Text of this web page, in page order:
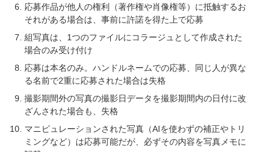
応募作品が他人の権利（著作権や肖像権等）に抵触するお
それがある場合は、事前に許諾を得た上で応募
組写真は、1つのファイルにコラージュとして作成された
場合のみ受け付け
応募は本名のみ。ハンドルネームでの応募、同じ人が異な
る名前で2重に応募された場合は失格
撮影期間外の写真の撮影日データを撮影期間内の日付に改
ざんされた場合も、失格
マニピュレーションされた写真（AIを使わずの補正やトリ
ミングなど）は応募可能だが、必ずその内容を写真メモに